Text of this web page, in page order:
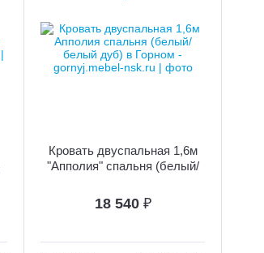
Кровать двуспальная 1,6м
"Апполия" спальня (белый/
18 540 ₽